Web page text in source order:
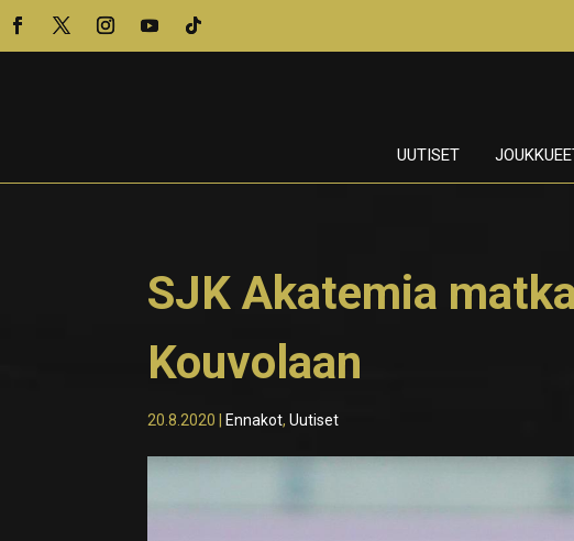
UUTISET
SJK Akatemia
Kouvolaan
20.8.2020 Ennakot,Uutiset